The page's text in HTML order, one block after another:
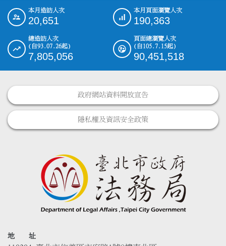
::: 本月造訪人次
20,651
本月頁面瀏覽人次
190,363
總造訪人次
(自93.07.26起)
7,805,056
頁面總瀏覽人次
(自105.7.15起)
90,451,518
政府網站資料開放宣告
隱私權及資訊安全政策
地 址